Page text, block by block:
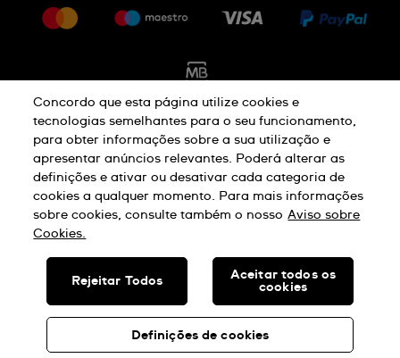
Rescindir o contrato
Carreiras
Aviso De Privacidade Aviso De Cookies
Termos E Condições De Uso
SWISS MADE
© SWATCH AG 2026. TODOS OS DIREITOS RESERVADOS: SWISS
Concordo que esta página utilize cookies e
tecnologias semelhantes para o seu funcionamento,
para obter informações sobre a sua utilização e
apresentar anúncios relevantes. Poderá alterar as
definições e ativar ou desativar cada categoria de
cookies a qualquer momento. Para mais informações
sobre cookies, consulte também o nosso Aviso sobre
Cookies.
Definições de cookies
Rejeitar Todos
Aceitar todos os
cookies